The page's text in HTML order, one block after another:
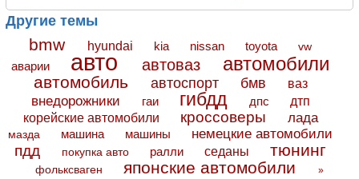
Другие темы
bmw hyundai kia nissan toyota vw
аварии авто автоваз автомобили
автомобиль автоспорт бмв ваз
внедорожники гаи гибдд дпс дтп
корейские автомобили кроссоверы лада
мазда машина машины немецкие автомобили
пдд покупка авто ралли седаны тюнинг
фольксваген японские автомобили »